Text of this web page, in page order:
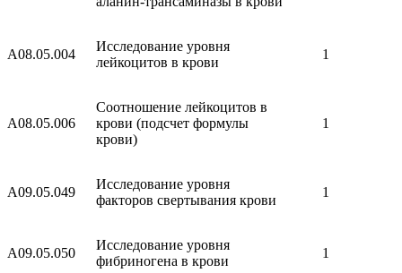
A08.05.004
Исследование уровня
лейкоцитов в крови
1
A08.05.006
Соотношение лейкоцитов в
крови (подсчет формулы
крови)
1
A09.05.049
Исследование уровня
факторов свертывания крови
1
A09.05.050
Исследование уровня
фибриногена в крови
1